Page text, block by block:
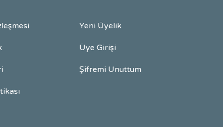
Yeni Üyelik
Üye Girişi
Şifremi Unuttum